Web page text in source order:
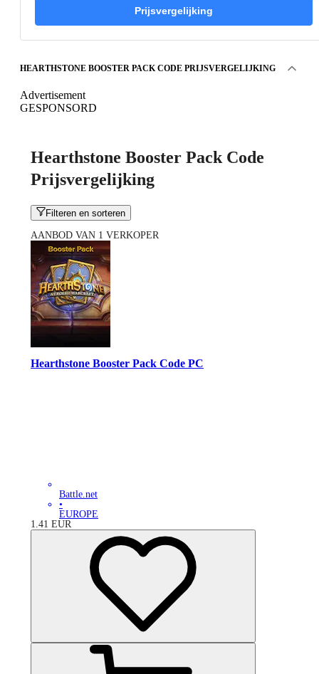
Prijsvergelijking
HEARTHSTONE BOOSTER PACK CODE PRIJSVERGELIJKING
Advertisement
GESPONSORD
Hearthstone Booster Pack Code
Prijsvergelijking
Filteren en sorteren
AANBOD VAN 1 VERKOPER
Hearthstone Booster Pack Code PC
Battle.net
•
EUROPE
1.41 EUR